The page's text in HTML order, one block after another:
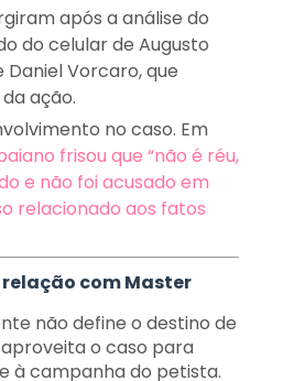
após a análise do
do celular de Augusto
Daniel Vorcaro, que
ação.
no caso. Em
frisou que “não é réu,
e não foi acusado em
relacionado aos fatos
com Master
não define o destino de
o caso para
à campanha do petista.